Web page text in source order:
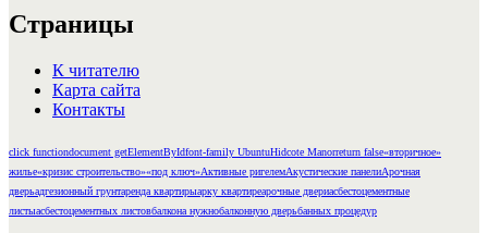
Страницы
К читателю
Карта сайта
Контакты
click functiondocument getElementByIdfont-family UbuntuHidcote Manorreturn false«вторичное»
жилье«кризис строительство»«под ключ»Активные ригелемАкустические панелиАрочная
дверьадгезионный грунтаренда квартирыарку квартиреарочные двериасбестоцементные
листыасбестоцементных листовбалкона нужнобалконную дверьбанных процедур